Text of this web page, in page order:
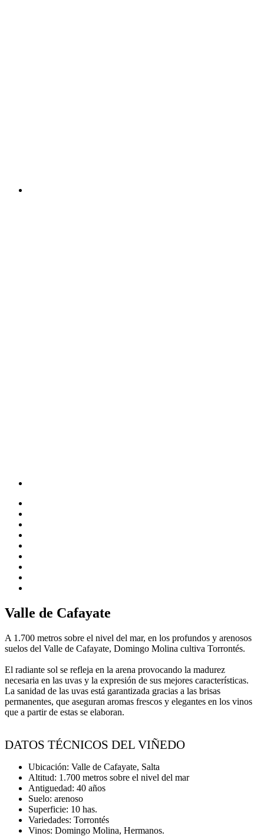
Valle de Cafayate
A 1.700 metros sobre el nivel del mar, en los profundos y arenosos
suelos del Valle de Cafayate, Domingo Molina cultiva Torrontés.
El radiante sol se refleja en la arena provocando la madurez
necesaria en las uvas y la expresión de sus mejores características.
La sanidad de las uvas está garantizada gracias a las brisas
permanentes, que aseguran aromas frescos y elegantes en los vinos
que a partir de estas se elaboran.
DATOS TÉCNICOS DEL VIÑEDO
Ubicación: Valle de Cafayate, Salta
Altitud: 1.700 metros sobre el nivel del mar
Antiguedad: 40 años
Suelo: arenoso
Superficie: 10 has.
Variedades: Torrontés
Vinos: Domingo Molina, Hermanos.